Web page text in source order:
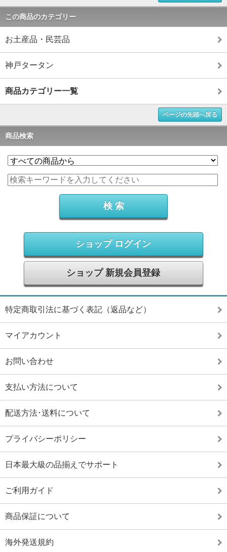
この商品のカテゴリー
お土産品・民芸品
神戸タータン
商品カテゴリー一覧
ページの先頭へ戻る
商品検索
ショップ ログイン
ショップ 新規会員登録
特定商取引法に基づく表記（返品など）
マイアカウント
お問い合わせ
支払い方法について
配送方法･送料について
プライバシーポリシー
日本最大級の品揃えでサポート
ご利用ガイド
商品保証について
海外発送規約